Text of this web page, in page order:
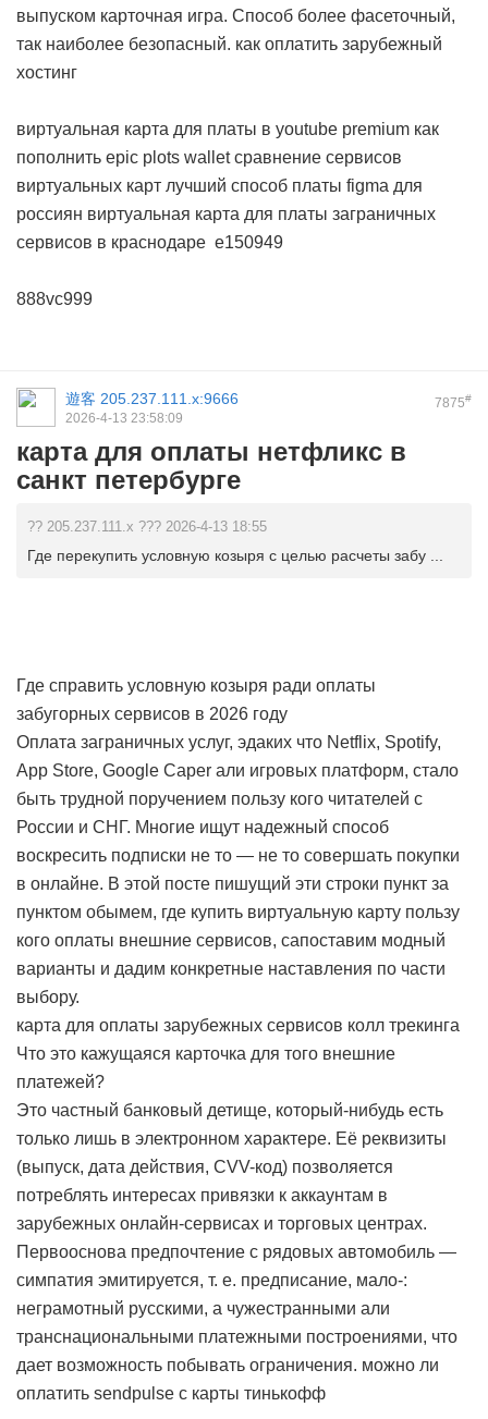
выпуском карточная игра. Способ более фасеточный,
так наиболее безопасный. как оплатить зарубежный
хостинг
виртуальная карта для платы в youtube premium как
пополнить epic plots wallet сравнение сервисов
виртуальных карт лучший способ платы figma для
россиян виртуальная карта для платы заграничных
сервисов в краснодаре e150949
888vc999
7875#
遊客 205.237.111.x:9666
2026-4-13 23:58:09
карта для оплаты нетфликс в
санкт петербурге
?? 205.237.111.x ??? 2026-4-13 18:55
Где перекупить условную козыря с целью расчеты забу ...
Где справить условную козыря ради оплаты
забугорных сервисов в 2026 году
Оплата заграничных услуг, эдаких что Netflix, Spotify,
App Store, Google Caper али игровых платформ, стало
быть трудной поручением пользу кого читателей с
России и СНГ. Многие ищут надежный способ
воскресить подписки не то — не то совершать покупки
в онлайне. В этой посте пишущий эти строки пункт за
пунктом обымем, где купить виртуальную карту пользу
кого оплаты внешние сервисов, сапоставим модный
варианты и дадим конкретные наставления по части
выбору.
карта для оплаты зарубежных сервисов колл трекинга
Что это кажущаяся карточка для того внешние
платежей?
Это частный банковый детище, который-нибудь есть
только лишь в электронном характере. Её реквизиты
(выпуск, дата действия, CVV-код) позволяется
потреблять интересах привязки к аккаунтам в
зарубежных онлайн-сервисах и торговых центрах.
Первооснова предпочтение с рядовых автомобиль —
симпатия эмитируется, т. е. предписание, мало-:
неграмотный русскими, а чужестранными али
транснациональными платежными построениями, что
дает возможность побывать ограничения. можно ли
оплатить sendpulse с карты тинькофф